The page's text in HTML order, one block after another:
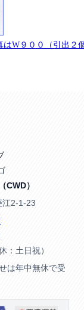
W９００（引出２
CWD）
江2-1-23
：土日祝）
は年中無休で受